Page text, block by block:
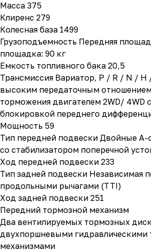
Масса 375
Клиренс 279
Колесная база 1499
Грузоподъемность Передняя
площадка: 90 кг
Емкость топливного бака 20,5
Трансмиссия Вариатор, P / R / N / H
высоким передаточным
торможения двигателем 2WD/ 4WD
блокировкой переднего
Мощность 59
Тип передней подвески Двойные А-
со стабилизатором поперечной
Ход передней подвески 233
Тип задней подвески Независимая
продольными рычагами (TTI)
Ход задней подвески 251
Передний тормозной механизм
Два вентилируемых тормозных
двухпоршневыми
механизмами